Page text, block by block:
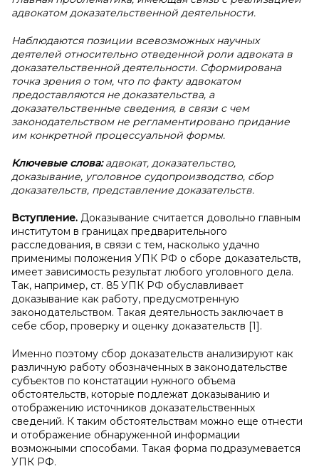
адвокатом доказательственной деятельности.
Наблюдаются позиции всевозможных научных
деятелей относительно отведенной роли адвоката в
доказательственной деятельности. Сформирована
точка зрения о том, что по факту адвокатом
предоставляются не доказательства, а
доказательственные сведения, в связи с чем
законодательством не регламентировано придание
им конкретной процессуальной формы.
Ключевые слова:адвокат, доказательство,
доказывание, уголовное судопроизводство, сбор
доказательств, представление доказательств.
Вступление. Доказывание считается довольно главным
институтом в границах предварительного
расследования, в связи с тем, насколько удачно
применимы положения УПК РФ о сборе доказательств,
имеет зависимость результат любого уголовного дела.
Так, например, ст. 85 УПК РФ обуславливает
доказывание как работу, предусмотренную
законодательством. Такая деятельность заключает в
себе сбор, проверку и оценку доказательств [1].
Именно поэтому сбор доказательств анализируют как
различную работу обозначенных в законодательстве
субъектов по констатации нужного объема
обстоятельств, которые подлежат доказыванию и
отображению источников доказательственных
сведений. К таким обстоятельствам можно еще отнести
и отображение обнаруженной информации
возможными способами. Такая форма подразумевается
УПК РФ.